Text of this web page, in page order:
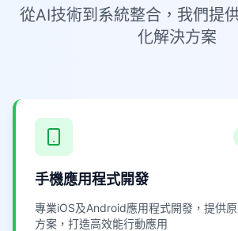
從AI技術到系統整合，我們提
化解決方案
手機應用程式開發
專業iOS及Android應用程式開發，提供
方案，打造高效能行動應用